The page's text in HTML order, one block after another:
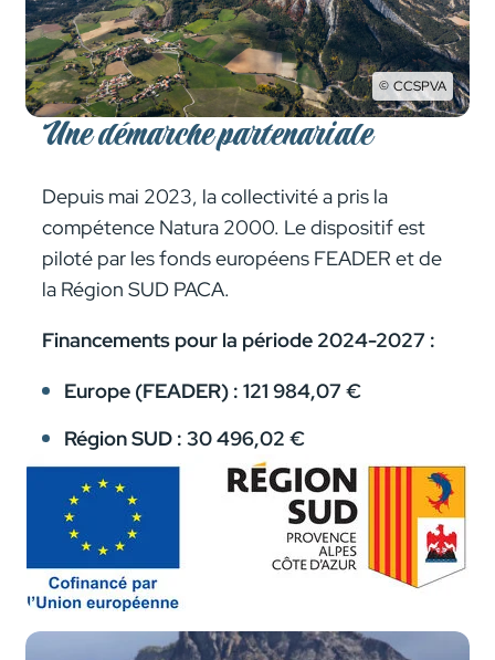
CCSPVA
Une démarche partenariale
Depuis mai 2023, la collectivité a pris la
compétence Natura 2000. Le dispo­­­­­­­­si­­­­­­­­tif est
piloté par les fonds euro­­péens FEADER et de
la Région SUD PACA.
Financements pour la période 2024-2027 :
Europe (FEADER) : 121 984,07 €
Région SUD : 30 496,02 €